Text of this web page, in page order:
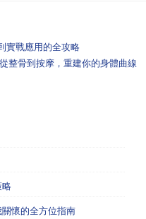
實戰應用的全攻略
整骨到按摩，重建你的身體曲線
略
懷的全方位指南